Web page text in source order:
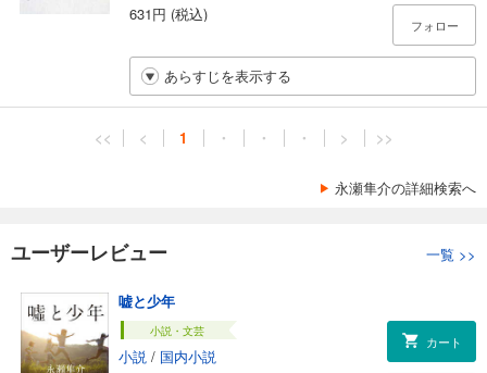
631円 (税込)
フォロー
あらすじを表示する
<< < 1 ・ ・ ・ > >>
永瀬隼介の詳細検索へ
ユーザーレビュー 一覧 >>
嘘と少年
小説・文芸
小説 / 国内小説
カート